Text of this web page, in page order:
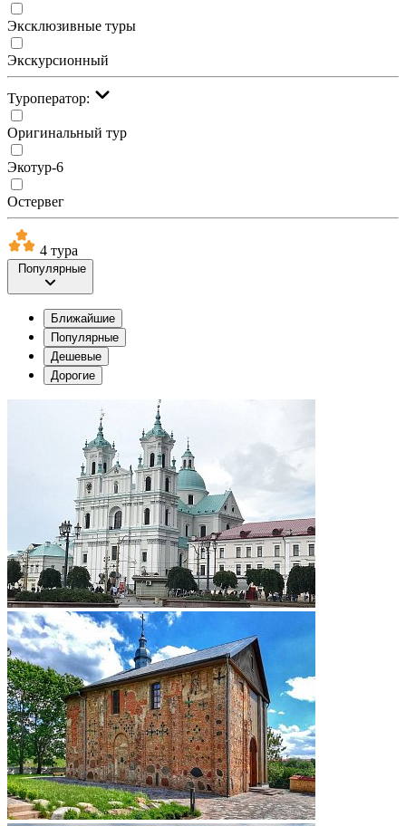
Эксклюзивные туры
Экскурсионный
Туроператор:
Оригинальный тур
Экотур-6
Остервег
4 тура
Популярные
Ближайшие
Популярные
Дешевые
Дорогие